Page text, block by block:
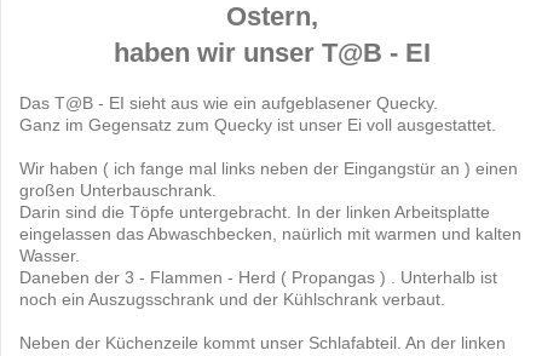
Ostern,
haben wir unser T@B - EI
Das T@B - EI sieht aus wie ein aufgeblasener Quecky.
Ganz im Gegensatz zum Quecky ist unser Ei voll ausgestattet.
Wir haben ( ich fange mal links neben der Eingangstür an ) einen
großen Unterbauschrank.
Darin sind die Töpfe untergebracht. In der linken Arbeitsplatte
eingelassen das Abwaschbecken, naürlich mit warmen und kalten
Wasser.
Daneben der 3 - Flammen - Herd ( Propangas ) . Unterhalb ist
noch ein Auszugsschrank und der Kühlschrank verbaut.
Neben der Küchenzeile kommt unser Schlafabteil. An der linken